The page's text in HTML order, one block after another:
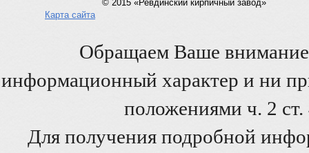
© 2015 «Ревдинский кирпичный завод»
Карта сайта
Обращаем Ваше внимание
информационный характер и ни
положениями ч. 2
Для получения подробной